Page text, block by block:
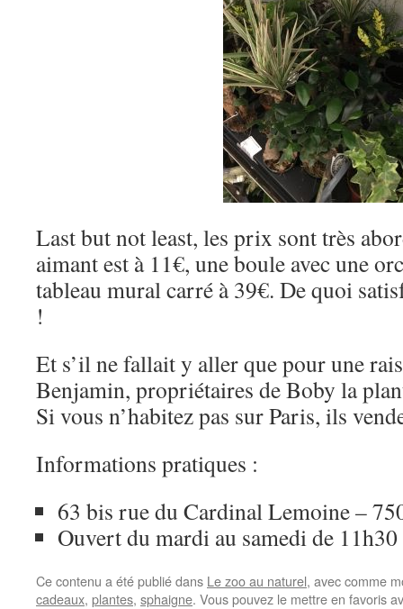
Last but not least, les prix sont très
aimant est à 11€, une boule avec une
tableau mural carré à 39€. De quoi
!
Et s’il ne fallait y aller que pour une
Benjamin, propriétaires de Boby la
Si vous n’habitez pas sur Paris, ils
Informations pratiques :
63 bis rue du Cardinal Lemoine –
Ouvert du mardi au samedi de 11h30
Ce contenu a été publié dans Le zoo au naturel, avec comme
cadeaux, plantes, sphaigne. Vous pouvez le mettre en favoris